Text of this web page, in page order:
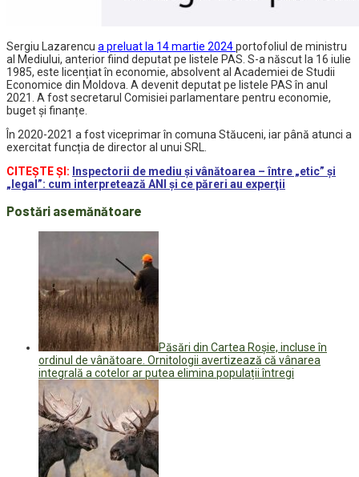
Sergiu Lazarencu a preluat la 14 martie 2024portofoliul de ministru
al Mediului, anterior fiind deputat pe listele PAS. S-a născut la 16 iulie
1985, este licențiat în economie, absolvent al Academiei de Studii
Economice din Moldova. A devenit deputat pe listele PAS în anul
2021. A fost secretarul Comisiei parlamentare pentru economie,
buget și finanțe.
În 2020-2021 a fost viceprimar în comuna Stăuceni, iar până atunci a
exercitat funcția de director al unui SRL.
CITEȘTE ȘI: Inspectorii de mediu şi vânătoarea – între „etic” şi
„legal”: cum interpretează ANI şi ce păreri au experţii
Postări asemănătoare
Păsări din Cartea Roșie, incluse în
ordinul de vânătoare. Ornitologii avertizează că vânarea
integrală a cotelor ar putea elimina populații întregi